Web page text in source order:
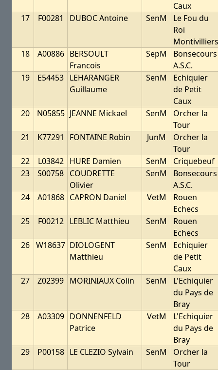
Caux
17
F00281 DUBOC Antoine SenM
Le Fou du
Roi
Montivilliers
18
A00886 BERSOULT
Francois
SepM
Bonsecours
A.S.C.
19
E54453 LEHARANGER
Guillaume
SenM
Echiquier
de Petit
Caux
20
N05855 JEANNE Mickael SenM
Orcher la
Tour
21
K77291 FONTAINE Robin JunM
Orcher la
Tour
22
L03842 HURE Damien SenM
Criquebeuf
23
S00758 COUDRETTE
Olivier
SenM
Bonsecours
A.S.C.
24
A01868 CAPRON Daniel VetM
Rouen
Echecs
25
F00212 LEBLIC Matthieu SenM
Rouen
Echecs
26 W18637 DIOLOGENT
Matthieu
SenM
Echiquier
de Petit
Caux
27
Z02399 MORINIAUX Colin SenM
L'Echiquier
du Pays de
Bray
28
A03309 DONNENFELD
Patrice
VetM
L'Echiquier
du Pays de
Bray
29
P00158 LE CLEZIO Sylvain SenM
Orcher la
Tour